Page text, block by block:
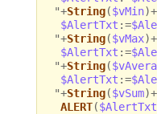
"+String($vMin)+
$AlertTxt :=
"+String($vMax)+
$AlertTxt :=
"+String(
$AlertTxt :=
"+String($vSum)+
ALERT($AlertTxt